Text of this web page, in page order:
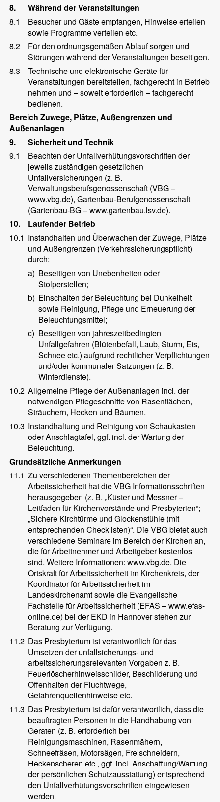
8.
Während der Veranstaltungen
8.1
Besucher und Gäste empfangen, Hinweise erteilen
sowie Programme verteilen etc.
8.2
Für den ordnungsgemäßen Ablauf sorgen und
Störungen während der Veranstaltungen beseitigen.
8.3
Technische und elektronische Geräte für
Veranstaltungen bereitstellen, fachgerecht in Betrieb
nehmen und – soweit erforderlich – fachgerecht
bedienen.
Bereich Zuwege, Plätze, Außengrenzen und
Außenanlagen
9.
Sicherheit und Technik
9.1
Beachten der Unfallverhütungsvorschriften der
jeweils zuständigen gesetzlichen
Unfallversicherungen (z. B.
Verwaltungsberufsgenossenschaft (VBG –
www.vbg.de), Gartenbau-Berufgenossenschaft
(Gartenbau-BG – www.gartenbau.lsv.de).
10.
Laufender Betrieb
10.1 Instandhalten und Überwachen der Zuwege, Plätze
und Außengrenzen (Verkehrssicherungspflicht)
durch:
a) Beseitigen von Unebenheiten oder
Stolperstellen;
b) Einschalten der Beleuchtung bei Dunkelheit
sowie Reinigung, Pflege und Erneuerung der
Beleuchtungsmittel;
c) Beseitigen von jahreszeitbedingten
Unfallgefahren (Blütenbefall, Laub, Sturm, Eis,
Schnee etc.) aufgrund rechtlicher Verpflichtungen
und/oder kommunaler Satzungen (z. B.
Winterdienste).
10.2 Allgemeine Pflege der Außenanlagen incl. der
notwendigen Pflegeschnitte von Rasenflächen,
Sträuchern, Hecken und Bäumen.
10.3 Instandhaltung und Reinigung von Schaukasten
oder Anschlagtafel, ggf. incl. der Wartung der
Beleuchtung.
Grundsätzliche Anmerkungen
11.1 Zu verschiedenen Themenbereichen der
Arbeitssicherheit hat die VBG Informationsschriften
herausgegeben (z. B. „Küster und Messner –
Leitfaden für Kirchenvorstände und Presbyterien“;
„Sichere Kirchtürme und Glockenstühle (mit
entsprechenden Checklisten)“. Die VBG bietet auch
verschiedene Seminare im Bereich der Kirchen an,
die für Arbeitnehmer und Arbeitgeber kostenlos
sind. Weitere Informationen: www.vbg.de. Die
Ortskraft für Arbeitssicherheit im Kirchenkreis, der
Koordinator für Arbeitssicherheit im
Landeskirchenamt sowie die Evangelische
Fachstelle für Arbeitssicherheit (EFAS – www.efas-
online.de) bei der EKD in Hannover stehen zur
Beratung zur Verfügung.
11.2 Das Presbyterium ist verantwortlich für das
Umsetzen der unfallsicherungs- und
arbeitssicherungsrelevanten Vorgaben z. B.
Feuerlöscherhinweisschilder, Beschilderung und
Offenhalten der Fluchtwege,
Gefahrenquellenhinweise etc.
11.3 Das Presbyterium ist dafür verantwortlich, dass die
beauftragten Personen in die Handhabung von
Geräten (z. B. erforderlich bei
Reinigungsmaschinen, Rasenmähern,
Schneefräsen, Motorsägen, Freischneidern,
Heckenscheren etc., ggf. incl. Anschaffung/Wartung
der persönlichen Schutzausstattung) entsprechend
den Unfallverhütungsvorschriften eingewiesen
werden.